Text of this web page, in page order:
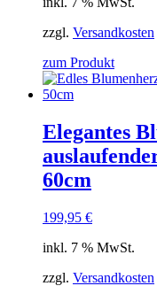
zzgl. Versandkosten
zum Produkt
Elegantes
60cm
199,95 €
inkl. 7 % MwSt.
zzgl. Versandkosten